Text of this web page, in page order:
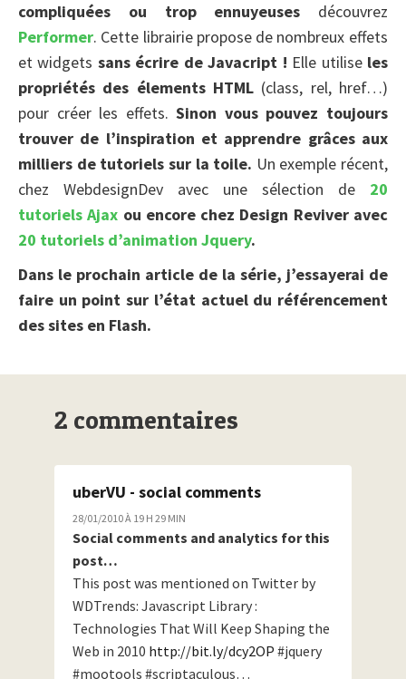
compliquées ou trop ennuyeuses découvrez
Performer. Cette librairie propose de nombreux effets
et widgets sans écrire de Javacript ! Elle utilise les
propriétés des élements HTML (class, rel, href…)
pour créer les effets. Sinon vous pouvez toujours
trouver de l’inspiration et apprendre grâces aux
milliers de tutoriels sur la toile. Un exemple récent,
chez WebdesignDev avec une sélection de 20
tutoriels Ajax ou encore chez Design Reviver avec
20 tutoriels d’animation Jquery.
Dans le prochain article de la série, j’essayerai de
faire un point sur l’état actuel du référencement
des sites en Flash.
2 commentaires
uberVU - social comments
28/01/2010 À 19 H 29 MIN
Social comments and analytics for this
post…
This post was mentioned on Twitter by
WDTrends: Javascript Library :
Technologies That Will Keep Shaping the
Web in 2010 http://bit.ly/dcy2OP #jquery
#mootools #scriptaculous…